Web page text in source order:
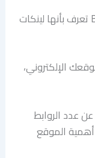
قبل كل شيء ، الروابط الخارجية Backlinks تعرف بأنها لينكات
الإلكتروني،
عدد الروابط
أهمية الموقع